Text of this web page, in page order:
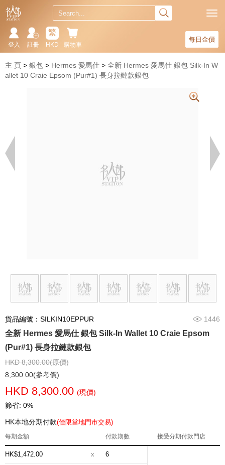
每日金價
購物車
繁
HKD
註冊
登入
主 頁 銀包 Hermes 愛馬仕
全新 Hermes 愛馬仕 銀包 Silk-In W
allet 10 Craie Epsom (Pur#1) 長身拉鏈款銀包
貨品編號：SILKIN10EPPUR 1446
全新 Hermes 愛馬仕 銀包 Silk-In Wallet 10 Craie Epsom
(Pur#1) 長身拉鏈款銀包
HKD 8,300.00(原價)
8,300.00(參考價)
HKD 8,300.00 (現價)
節省: 0%
HK本地分期付款(僅限當地門市交易)
每期金額 付款期數 接受分期付款門店
HK$1,472.00 x 6